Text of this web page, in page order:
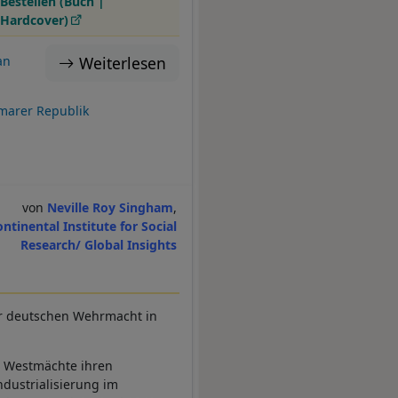
Hardcover)
Weiterlesen
Republik
Neville Roy Singham
Institute for Social
Research/ Global Insights
deutschen Wehrmacht in
ihren
im